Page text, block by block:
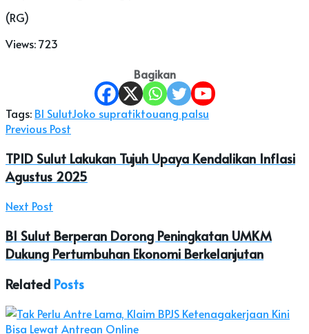
(RG)
Views:723
Bagikan
Tags: BI SulutJoko supratiktouang palsu
Previous Post
TPID Sulut Lakukan Tujuh Upaya Kendalikan Inflasi
Agustus 2025
Next Post
BI Sulut Berperan Dorong Peningkatan UMKM
Dukung Pertumbuhan Ekonomi Berkelanjutan
Related Posts